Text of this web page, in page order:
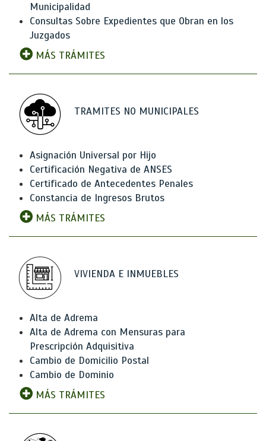
Municipalidad
Consultas Sobre Expedientes que Obran en los
Juzgados
MÁS TRÁMITES
TRAMITES NO MUNICIPALES
Asignación Universal por Hijo
Certificación Negativa de ANSES
Certificado de Antecedentes Penales
Constancia de Ingresos Brutos
MÁS TRÁMITES
VIVIENDA E INMUEBLES
Alta de Adrema
Alta de Adrema con Mensuras para
Prescripción Adquisitiva
Cambio de Domicilio Postal
Cambio de Dominio
MÁS TRÁMITES